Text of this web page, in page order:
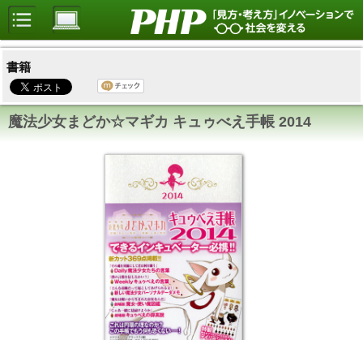
書籍
魔法少女まどか☆マギカ キュゥべえ手帳 2014